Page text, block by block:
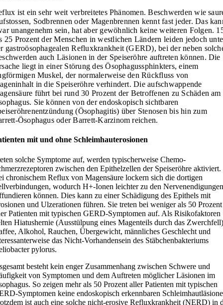
ist ein sehr weit verbreitetes Phänomen. Beschwerden wie
Sodbrennen oder Magenbrennen kennt fast jeder. Das
unangenehm sein, hat aber gewöhnlich keine weiteren Folgen.
25 Prozent der Menschen in westlichen Ländern leiden jedoch
gastroösophagealen Refluxkrankheit (GERD), bei der neben
auch Läsionen in der Speiseröhre auftreten können. Die
liegt in einer Störung des Ösophagussphinkters, einem
Muskel, der normalerweise den Rückfluss von
in die Speiseröhre verhindert. Die aufschwappende
führt bei rund 30 Prozent der Betroffenen zu Schäden am
Sie können von der endoskopisch sichtbaren
(Ösophagitis) über Stenosen bis hin zum
Ösophagus oder Barrett-Karzinom reichen.
mit und ohne Schleimhauterosionen
solche Symptome auf, werden typischerweise Chemo-
zwischen den Epithelzellen der Speiseröhre aktiviert.
chronischem Reflux von Magensäure lockern sich die dortigen
wodurch H+-Ionen leichter zu den Nervenendigungen
können. Dies kann zu einer Schädigung des Epithels mit
und Ulzerationen führen. Sie treten bei weniger als 50 Prozent
Patienten mit typischen GERD-Symptomen auf. Als Risikofaktoren
Hiatushernie (Ausstülpung eines Magenteils durch das
Alkohol, Rauchen, Übergewicht, männliches Geschlecht und
das Nicht-Vorhandensein des Stäbchenbakteriums
pylorus.
besteht kein enger Zusammenhang zwischen Schwere und
von Symptomen und dem Auftreten möglicher Läsionen im
So zeigen mehr als 50 Prozent aller Patienten mit typischen
Symptomen keine endoskopisch erkennbaren
ist auch eine solche nicht-erosive Refluxkrankheit (NERD) in